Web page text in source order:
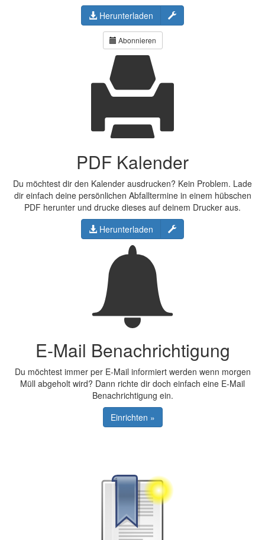
Herunterladen
Konfigurieren
Abonnieren
PDF Kalender
Du möchtest dir den Kalender ausdrucken? Kein Problem. Lade
dir einfach deine persönlichen Abfalltermine in einem hübschen
PDF herunter und drucke dieses auf deinem Drucker aus.
Herunterladen
Konfigurieren
E-Mail Benachrichtigung
Du möchtest immer per E-Mail informiert werden wenn morgen
Müll abgeholt wird? Dann richte dir doch einfach eine E-Mail
Benachrichtigung ein.
Einrichten »